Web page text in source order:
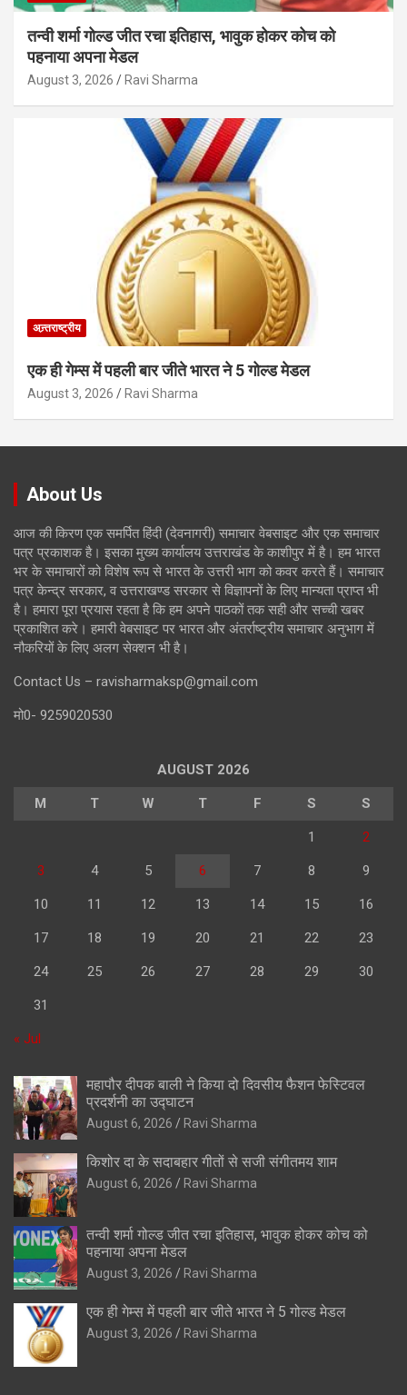
तन्वी शर्मा गोल्ड जीत रचा इतिहास, भावुक होकर कोच को
पहनाया अपना मेडल
August 3, 2026 Ravi Sharma
अन्र्तराष्ट्रीय
एक ही गेम्स में पहली बार जीते भारत ने 5 गोल्ड मेडल
August 3, 2026 Ravi Sharma
About Us
आज की किरण एक समर्पित हिंदी (देवनागरी) समाचार वेबसाइट और एक समाचार
पत्र प्रकाशक है। इसका मुख्य कार्यालय उत्तराखंड के काशीपुर में है। हम भारत
भर के समाचारों को विशेष रूप से भारत के उत्तरी भाग को कवर करते हैं। समाचार
पत्र केन्द्र सरकार, व उत्तराखण्ड सरकार से विज्ञापनों के लिए मान्यता प्राप्त भी
है। हमारा पूरा प्रयास रहता है कि हम अपने पाठकों तक सही और सच्ची खबर
प्रकाशित करे। हमारी वेबसाइट पर भारत और अंतर्राष्ट्रीय समाचार अनुभाग में
नौकरियों के लिए अलग सेक्शन भी है।
Contact Us – ravisharmaksp@gmail.com
मो0- 9259020530
AUGUST 2026
M T W T F S S
1 2
3 4 5 6 7 8 9
10 11 12 13 14 15 16
17 18 19 20 21 22 23
24 25 26 27 28 29 30
31
« Jul
महापौर दीपक बाली ने किया दो दिवसीय फैशन फेस्टिवल
प्रदर्शनी का उद्घाटन
August 6, 2026 Ravi Sharma
किशोर दा के सदाबहार गीतों से सजी संगीतमय शाम
August 6, 2026 Ravi Sharma
तन्वी शर्मा गोल्ड जीत रचा इतिहास, भावुक होकर कोच को
पहनाया अपना मेडल
August 3, 2026 Ravi Sharma
एक ही गेम्स में पहली बार जीते भारत ने 5 गोल्ड मेडल
August 3, 2026 Ravi Sharma